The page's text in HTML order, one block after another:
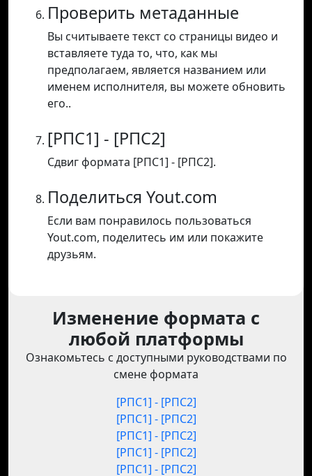
Проверить метаданные
Вы считываете текст со страницы видео и
вставляете туда то, что, как мы
предполагаем, является названием или
именем исполнителя, вы можете обновить
его..
[РПС1] - [РПС2]
Сдвиг формата [РПС1] - [РПС2].
Поделиться Yout.com
Если вам понравилось пользоваться
Yout.com, поделитесь им или покажите
друзьям.
Изменение формата с
любой платформы
Ознакомьтесь с доступными руководствами по
смене формата
[РПС1] - [РПС2]
[РПС1] - [РПС2]
[РПС1] - [РПС2]
[РПС1] - [РПС2]
[РПС1] - [РПС2]